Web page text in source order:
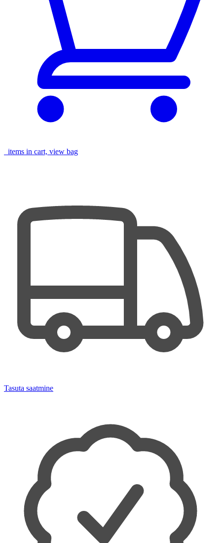
items in cart, view bag
Tasuta saatmine